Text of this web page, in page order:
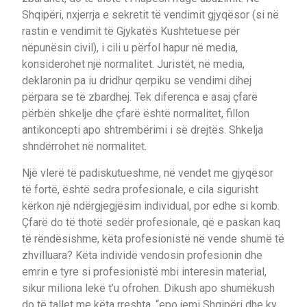
Shqipëri, nxjerrja e sekretit të vendimit gjyqësor (si në
rastin e vendimit të Gjykatës Kushtetuese për
nëpunësin civil), i cili u përfol hapur në media,
konsiderohet një normalitet. Juristët, në media,
deklaronin pa iu dridhur qerpiku se vendimi dihej
përpara se të zbardhej. Tek diferenca e asaj çfarë
përbën shkelje dhe çfarë është normalitet, fillon
antikoncepti apo shtrembërimi i së drejtës. Shkelja
shndërrohet në normalitet.
Një vlerë të padiskutueshme, në vendet me gjyqësor
të fortë, është sedra profesionale, e cila sigurisht
kërkon një ndërgjegjësim individual, por edhe si komb.
Çfarë do të thotë sedër profesionale, që e paskan kaq
të rëndësishme, këta profesionistë në vende shumë të
zhvilluara? Këta individë vendosin profesionin dhe
emrin e tyre si profesionistë mbi interesin material,
sikur miliona lekë t’u ofrohen. Dikush apo shumëkush
do të tallet me këta rreshta, “epo jemi Shqipëri dhe ky